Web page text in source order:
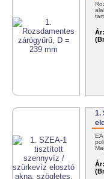
Ár:
1.
Ár: